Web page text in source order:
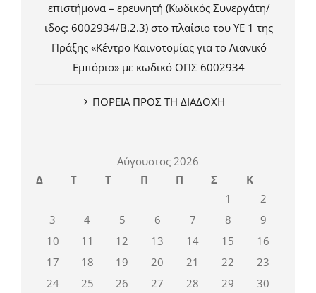
επιστήμονα – ερευνητή (Κωδικός Συνεργάτη/
ιδος: 6002934/Β.2.3) στο πλαίσιο του ΥΕ 1 της
Πράξης «Κέντρο Καινοτομίας για το Λιανικό
Εμπόριο» με κωδικό ΟΠΣ 6002934
ΠΟΡΕΙΑ ΠΡΟΣ ΤΗ ΔΙΑΔΟΧΗ
Αύγουστος 2026
Δ
Τ Τ Π Π Σ
Κ
1
2
3
4 5 6 7 8
9
10
11 12 13 14 15
16
17
18 19 20 21 22
23
24
25 26 27 28 29
30